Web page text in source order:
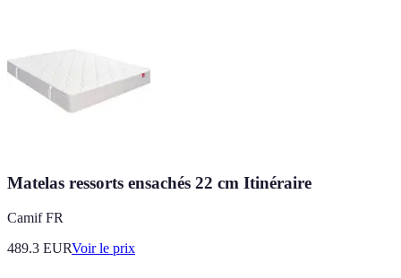
Matelas ressorts ensachés 22 cm Itinéraire
Camif FR
489.3 EURVoir le prix